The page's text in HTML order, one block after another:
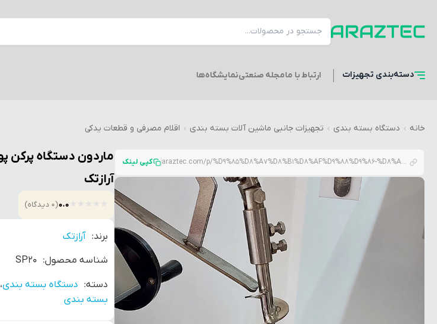
دسته‌بندی تجهیزات ارتباط با مامجله صنعتینمایشگاه‌ها
خانه دستگاه بسته بندی تجهیزات جانبی ماشین آلات بسته بندی اقلام مصرفی و قطعات یدکی
araztec.com/p/%D9%85%D8%A7%D8%B1%D8%AF%D9%88%D9%86-%D8%AF%D8%B3%D8%AA%DA%AF%D8%A7%D9%87-%D9%BE%D8%B1%DA%A9%D9%86-%D9%BE%D9%88%D8%AF%D8%B1-%D9%85%D8%A7%D8%B1%D8%AF%D9%88%D9%86%DB%8C-%D9%85%D8%AF%D9%84-sp20-%D8%A2 کپی لینک
آرازتک
0.0(0 دیدگاه)
برند: آرازتک
شناسه محصول: SP20
دسته: دستگاه بسته بندی،
بسته بندی